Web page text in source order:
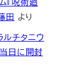
田 より
チタニウ
日に開封